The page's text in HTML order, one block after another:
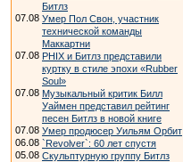
Битлз
07.08 Умер Пол Свон, участник
технической команды
Маккартни
07.08 PHIX и Битлз представили
куртку в стиле эпохи «Rubber
Soul»
07.08 Музыкальный критик Билл
Уаймен представил рейтинг
песен Битлз в новой книге
07.08 Умер продюсер Уильям Орбит
06.08 `Revolver`: 60 лет спустя
05.08 Скульптурную группу Битлз